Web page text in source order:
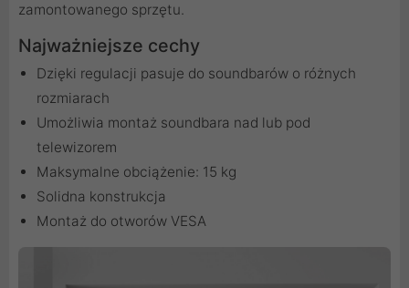
zamontowanego sprzętu.
Najważniejsze cechy
Dzięki regulacji pasuje do soundbarów o różnych
rozmiarach
Umożliwia montaż soundbara nad lub pod
telewizorem
Maksymalne obciążenie: 15 kg
Solidna konstrukcja
Montaż do otworów VESA